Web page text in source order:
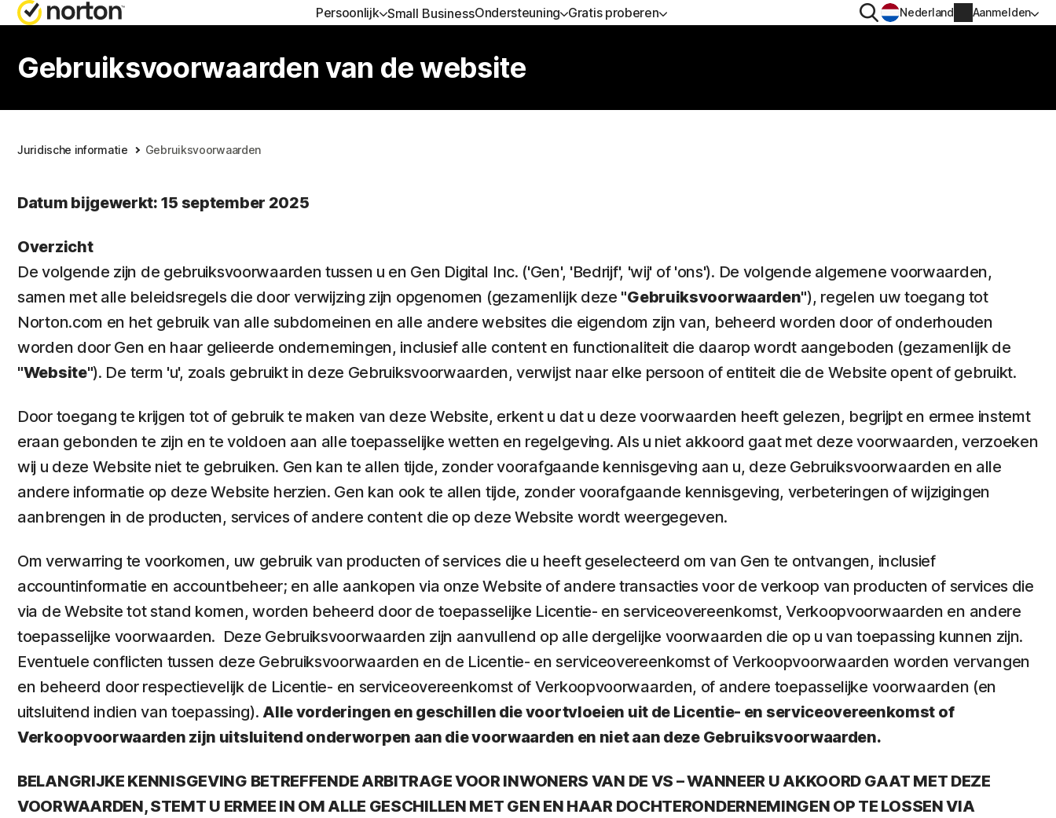
Persoonlijk
ALL-IN-ONE-ABONNEMENTEN
Alle producten en services
Small BusinessOndersteuning Gratis proberen ZoekenNederland Aanmelden
Bestelgeschiedenis
Voer je productsleutel in
Gebruiksvoorwaarden van de website
Juridische informatie Gebruiksvoorwaarden
Datum bijgewerkt: 15 september 2025
Overzicht
De volgende zijn de gebruiksvoorwaarden tussen u en Gen Digital Inc. ('Gen', 'Bedrijf', 'wij' of 'ons'). De volgende algemene voorwaarden,
samen met alle beleidsregels die door verwijzing zijn opgenomen (gezamenlijk deze "Gebruiksvoorwaarden"), regelen uw toegang tot
Norton.com en het gebruik van alle subdomeinen en alle andere websites die eigendom zijn van, beheerd worden door of onderhouden
worden door Gen en haar gelieerde ondernemingen, inclusief alle content en functionaliteit die daarop wordt aangeboden (gezamenlijk de
"Website"). De term 'u', zoals gebruikt in deze Gebruiksvoorwaarden, verwijst naar elke persoon of entiteit die de Website opent of gebruikt.
Door toegang te krijgen tot of gebruik te maken van deze Website, erkent u dat u deze voorwaarden heeft gelezen, begrijpt en ermee instemt
eraan gebonden te zijn en te voldoen aan alle toepasselijke wetten en regelgeving. Als u niet akkoord gaat met deze voorwaarden, verzoeken
wij u deze Website niet te gebruiken. Gen kan te allen tijde, zonder voorafgaande kennisgeving aan u, deze Gebruiksvoorwaarden en alle
andere informatie op deze Website herzien. Gen kan ook te allen tijde, zonder voorafgaande kennisgeving, verbeteringen of wijzigingen
aanbrengen in de producten, services of andere content die op deze Website wordt weergegeven.
Om verwarring te voorkomen, uw gebruik van producten of services die u heeft geselecteerd om van Gen te ontvangen, inclusief
accountinformatie en accountbeheer; en alle aankopen via onze Website of andere transacties voor de verkoop van producten of services die
via de Website tot stand komen, worden beheerd door de toepasselijke Licentie- en serviceovereenkomst, Verkoopvoorwaarden en andere
toepasselijke voorwaarden. Deze Gebruiksvoorwaarden zijn aanvullend op alle dergelijke voorwaarden die op u van toepassing kunnen zijn.
Eventuele conflicten tussen deze Gebruiksvoorwaarden en de Licentie- en serviceovereenkomst of Verkoopvoorwaarden worden vervangen
en beheerd door respectievelijk de Licentie- en serviceovereenkomst of Verkoopvoorwaarden, of andere toepasselijke voorwaarden (en
uitsluitend indien van toepassing).Alle vorderingen en geschillen die voortvloeien uit de Licentie- en serviceovereenkomst of
Verkoopvoorwaarden zijn uitsluitend onderworpen aan die voorwaarden en niet aan deze Gebruiksvoorwaarden.
BELANGRIJKE KENNISGEVING BETREFFENDE ARBITRAGE VOOR INWONERS VAN DE VS – WANNEER U AKKOORD GAAT MET DEZE
VOORWAARDEN, STEMT U ERMEE IN OM ALLE GESCHILLEN MET GEN EN HAAR DOCHTERONDERNEMINGEN OP TE LOSSEN VIA